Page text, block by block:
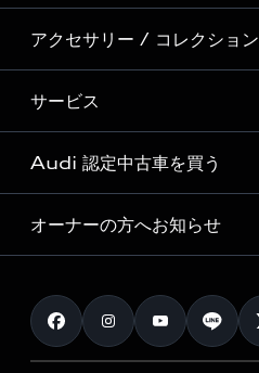
Audi Sport
Formula 1®
デジタルサービス
新車在庫検索
試乗車・展示車検索
見積り依頼
試乗予約
モデル一覧
特別仕様モデル / 限定モデル
e-tronラインアップ
価格シミュレーション
車両比較
カタログ一覧
アクセサリー / コレクション
純正アクセサリー
オンラインショップ
Audi collection
アウディナビアプリ
サービス
サービス入庫予約
サービスプログラム
メンテナンス
車検 / 定期点検
e-tronアフターサポート
Audi 認定中古車を買う
Audi認定中古車
クオリティ
保証
オーナーの方へお知らせ
お知らせ
オーナー様向けキャンペーン